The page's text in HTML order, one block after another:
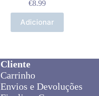
€8.99
Adicionar
Cliente
Carrinho
Envios e Devoluções